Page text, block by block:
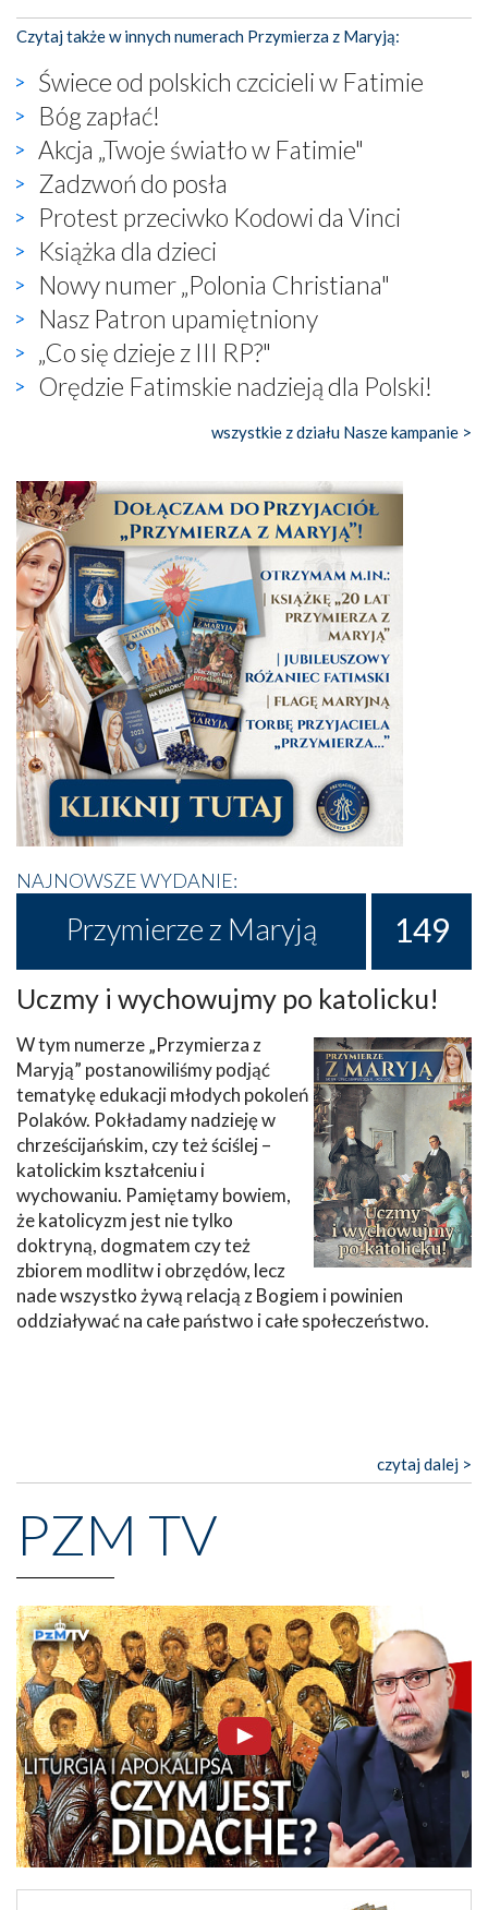
Czytaj także w innych numerach Przymierza z Maryją:
Świece od polskich czcicieli w Fatimie
Bóg zapłać!
Akcja „Twoje światło w Fatimie"
Zadzwoń do posła
Protest przeciwko Kodowi da Vinci
Książka dla dzieci
Nowy numer „Polonia Christiana"
Nasz Patron upamiętniony
„Co się dzieje z III RP?"
Orędzie Fatimskie nadzieją dla Polski!
wszystkie z działu Nasze kampanie >
NAJNOWSZE WYDANIE:
Przymierze z Maryją 149
Uczmy i wychowujmy po katolicku!
W tym numerze „Przymierza z
Maryją” postanowiliśmy podjąć
tematykę edukacji młodych pokoleń
Polaków. Pokładamy nadzieję w
chrześcijańskim, czy też ściślej –
katolickim kształceniu i
wychowaniu. Pamiętamy bowiem,
że katolicyzm jest nie tylko
doktryną, dogmatem czy też
zbiorem modlitw i obrzędów, lecz
nade wszystko żywą relacją z Bogiem i powinien
oddziaływać na całe państwo i całe społeczeństwo.
czytaj dalej >
PZM TV